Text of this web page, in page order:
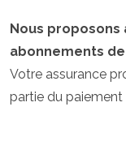
Nous proposons
abonnements
Votre assurance
partie du paiement